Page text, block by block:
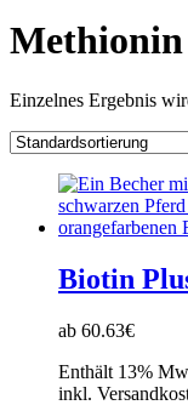
Methionin
Einzelnes Ergebnis
Biotin
ab 60.63€
Enthält 13%
inkl.